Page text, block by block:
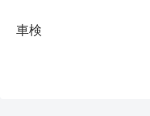
車検